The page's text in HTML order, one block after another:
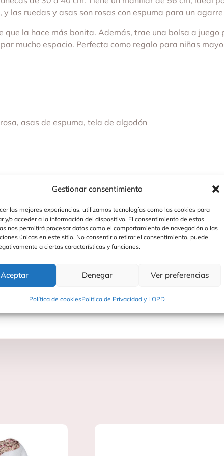
Gestionar consentimiento
las mejores experiencias, utilizamos tecnologías como las cookies para
y/o acceder a la información del dispositivo. El consentimiento de estas
nos permitirá procesar datos como el comportamiento de navegación o las
únicas en este sitio. No consentir o retirar el consentimiento, puede
a ciertas características y funciones.
Aceptar Denegar Ver preferencias
Política de cookiesPolítica de Privacidad y LOPD
las ruedas y asas son rosas con espuma para un agarre
la hace más bonita. Además, trae una bolsa a juego
mucho espacio. Perfecta como regalo para niñas
asas de espuma, tela de algodón